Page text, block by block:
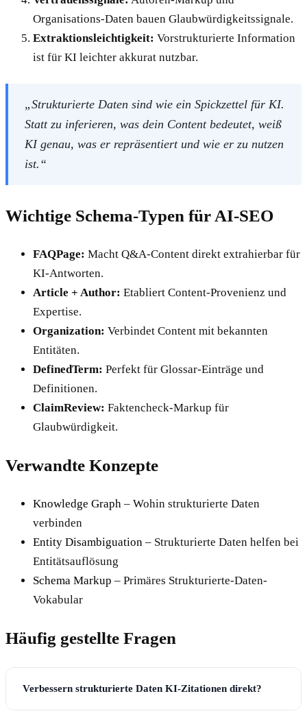
Organisations-Daten bauen Glaubwürdigkeitssignale.
Extraktionsleichtigkeit: Vorstrukturierte Information
ist für KI leichter akkurat nutzbar.
„Strukturierte Daten sind wie ein Spickzettel für KI.
Statt zu inferieren, was dein Content bedeutet, weiß
KI genau, was er repräsentiert und wie er zu nutzen
ist.“
Wichtige Schema-Typen für AI-SEO
FAQPage: Macht Q&A-Content direkt extrahierbar für
KI-Antworten.
Article + Author: Etabliert Content-Provenienz und
Expertise.
Organization: Verbindet Content mit bekannten
Entitäten.
DefinedTerm: Perfekt für Glossar-Einträge und
Definitionen.
ClaimReview: Faktencheck-Markup für
Glaubwürdigkeit.
Verwandte Konzepte
Knowledge Graph – Wohin strukturierte Daten
verbinden
Entity Disambiguation – Strukturierte Daten helfen bei
Entitätsauflösung
Schema Markup – Primäres Strukturierte-Daten-
Vokabular
Häufig gestellte Fragen
Verbessern strukturierte Daten KI-Zitationen direkt?